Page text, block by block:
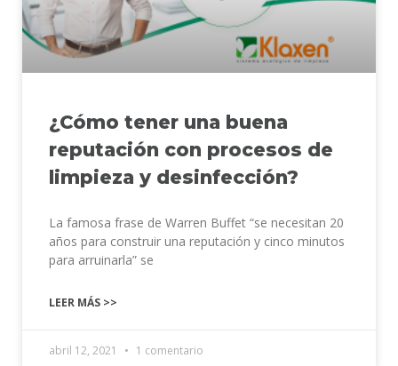
¿Cómo tener una buena
reputación con procesos de
limpieza y desinfección?
La famosa frase de Warren Buffet “se necesitan 20
años para construir una reputación y cinco minutos
para arruinarla” se
LEER MÁS >>
abril 12, 2021 1 comentario